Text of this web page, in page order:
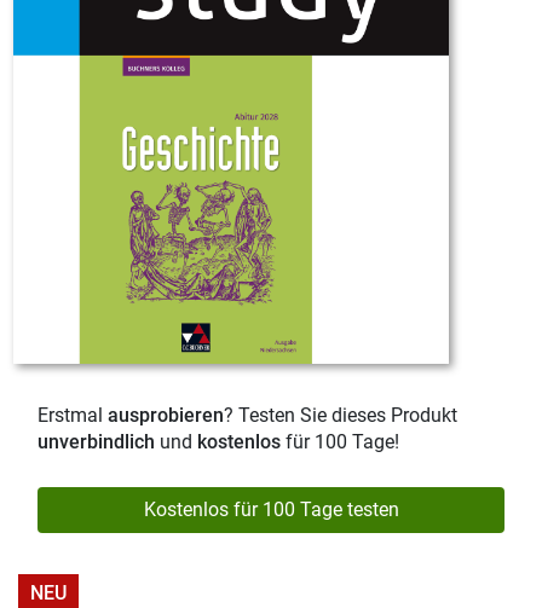
Erstmal ausprobieren? Testen Sie dieses Produkt
unverbindlich und kostenlos für 100 Tage!
Kostenlos für 100 Tage testen
NEU